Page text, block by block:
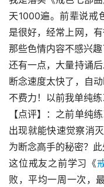
天1000遍。前辈说戒
是很好，经常上网，
那些色情内容不感兴趣
还有一点，大量持诵
断念速度太快了，自
不费力！以前我单纯练
【点评】：之前单纯
出现就能快速觉察消
为断念高手的秘密？此
这位戒友之前学习《
败，平均一周一次，